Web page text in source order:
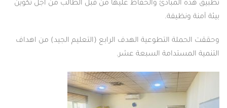
تطبيق هذه المبادئ والحفاظ عليها من قبل الطالب من اجل تكوين
بيئة آمنة ونظيفة.
وحققت الحملة التطوعية الهدف الرابع (التعليم الجيد) من اهداف
التنمية المستدامة السبعة عشر.